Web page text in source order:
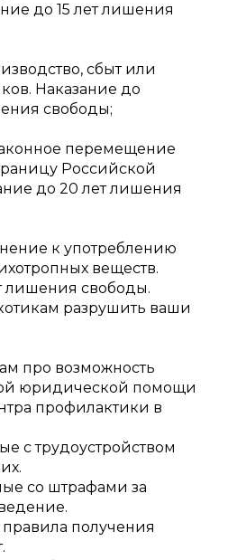
до 15 лет лишения
сбыт или
Наказание до
свободы;
перемещение
Российской
до 20 лет лишения
к употреблению
веществ.
лишения свободы.
разрушить ваши
про возможность
юридической помощи
профилактики в
с трудоустройством
со штрафами за
получения